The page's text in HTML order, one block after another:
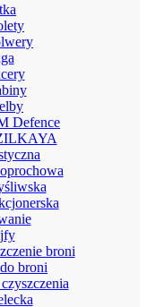
Defence
broni
broni